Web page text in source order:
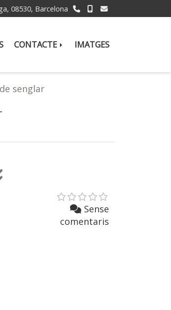
08530, Barcelona
CONTACTE IMATGES
senglar
Sense
comentaris